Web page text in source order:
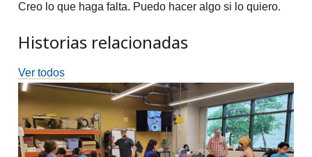
Creo lo que haga falta. Puedo hacer algo si lo quiero.
Historias relacionadas
Ver todos